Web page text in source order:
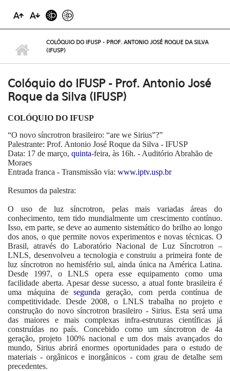
COLÓQUIO DO IFUSP - PROF. ANTONIO JOSÉ ROQUE DA SILVA
(IFUSP)
Colóquio do IFUSP - Prof. Antonio José
Roque da Silva (IFUSP)
COLÓQUIO DO IFUSP
“O novo síncrotron brasileiro: “are we Sirius”?”
Palestrante: Prof. Antonio José Roque da Silva - IFUSP
Data: 17 de março, quinta-feira, às 16h. - Auditório Abrahão de
Moraes
Entrada franca - Transmissão via: www.iptv.usp.br
Resumos da palestra:
O uso de luz síncrotron, pelas mais variadas áreas do
conhecimento, tem tido mundialmente um crescimento contínuo.
Isso, em parte, se deve ao aumento sistemático do brilho ao longo
dos anos, o que permite novos experimentos e novas técnicas. O
Brasil, através do Laboratório Nacional de Luz Síncrotron –
LNLS, desenvolveu a tecnologia e construiu a primeira fonte de
luz síncrotron no hemisfério sul, ainda única na América Latina.
Desde 1997, o LNLS opera esse equipamento como uma
facilidade aberta. Apesar desse sucesso, a atual fonte brasileira é
uma máquina desegunda geração, com perda contínua de
competitividade. Desde 2008, o LNLS trabalha no projeto e
construção do novo síncrotron brasileiro - Sirius. Esta será uma
das maiores e mais complexas infra-estruturas científicas já
construídas no país. Concebido como um síncrotron de 4a
geração, projeto 100% nacional e um dos mais avançados do
mundo, Sirius abrirá enormes oportunidades para o estudo de
materiais - orgânicos e inorgânicos - com grau de detalhe sem
precedentes.